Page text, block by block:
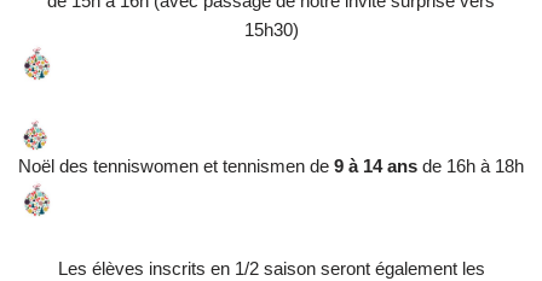
15h30)
Noël des tenniswomen et tennismen de 9 à 14 ans de 16h à 18h
Les élèves inscrits en 1/2 saison seront également les